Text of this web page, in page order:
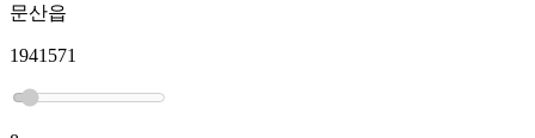
문산읍
1941571